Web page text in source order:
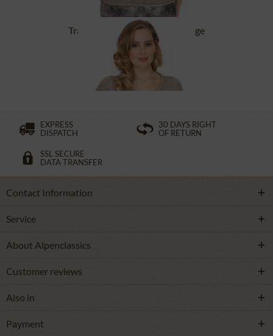
Tracht T-Shirt BABYECUE greige
£32.89 * £49.39 *
EXPRESS
DISPATCH
30 DAYS RIGHT
OF RETURN
SSL SECURE
DATA TRANSFER
Contact Information
Service
About Alpenclassics
Customer reviews
Also in
Payment